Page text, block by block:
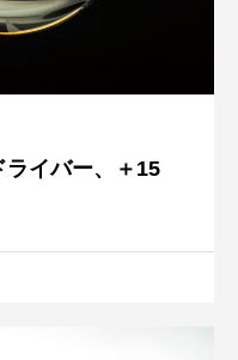
イバー、＋15